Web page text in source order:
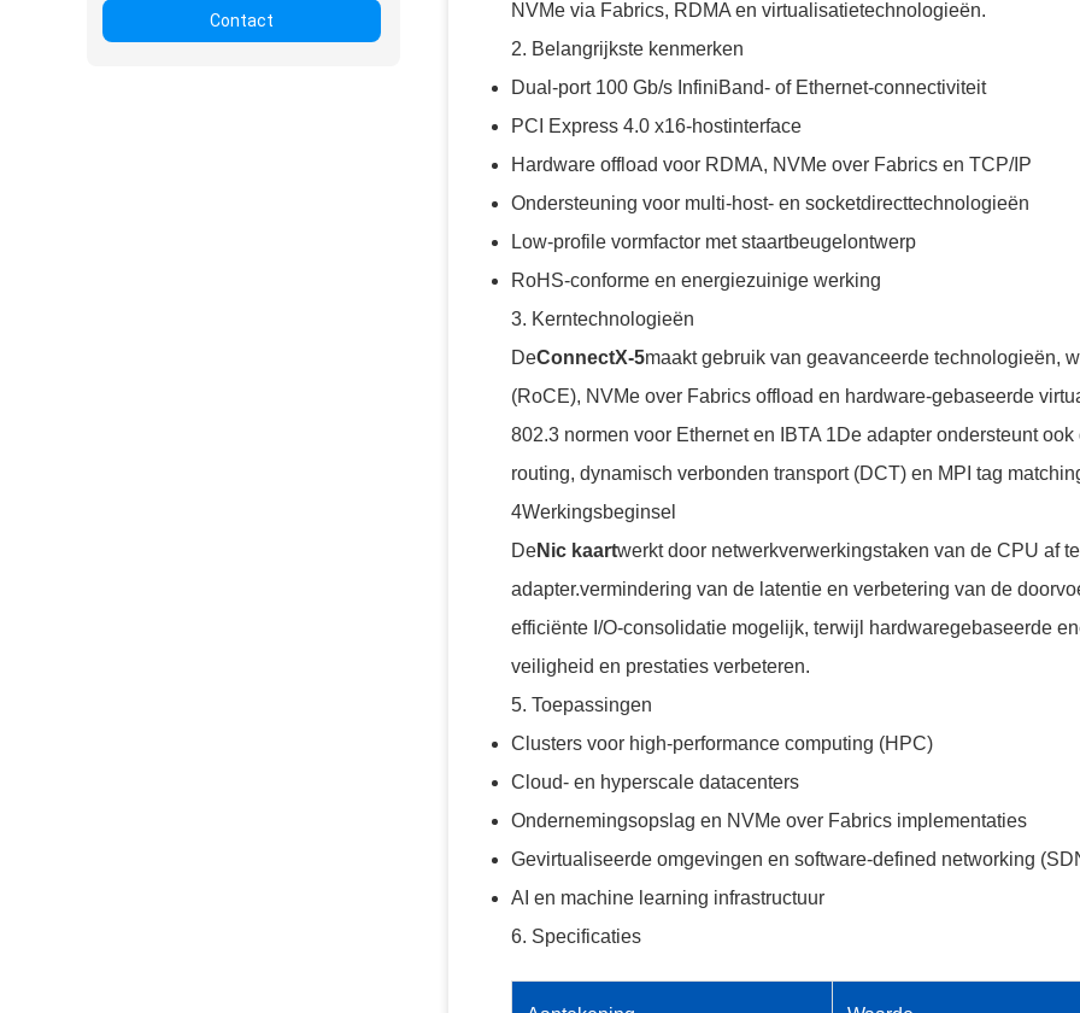
Contact
NVMe via Fabrics, RDMA en virtualisatietechnologieën.
2. Belangrijkste kenmerken
Dual-port 100 Gb/s InfiniBand- of Ethernet-connectiviteit
PCI Express 4.0 x16-hostinterface
Hardware offload voor RDMA, NVMe over Fabrics en TCP/IP
Ondersteuning voor multi-host- en socketdirecttechnologieën
Low-profile vormfactor met staartbeugelontwerp
RoHS-conforme en energiezuinige werking
3. Kerntechnologieën
DeConnectX-5maakt gebruik van geavanceerde technologieën,
(RoCE), NVMe over Fabrics offload en hardware-gebaseerde
802.3 normen voor Ethernet en IBTA 1De adapter ondersteunt
routing, dynamisch verbonden transport (DCT) en MPI tag
4Werkingsbeginsel
DeNic kaartwerkt door netwerkverwerkingstaken van de CPU af
adapter.vermindering van de latentie en verbetering van de
efficiënte I/O-consolidatie mogelijk, terwijl hardwaregebaseerde
veiligheid en prestaties verbeteren.
5. Toepassingen
Clusters voor high-performance computing (HPC)
Cloud- en hyperscale datacenters
Ondernemingsopslag en NVMe over Fabrics implementaties
Gevirtualiseerde omgevingen en software-defined networking
AI en machine learning infrastructuur
6. Specificaties